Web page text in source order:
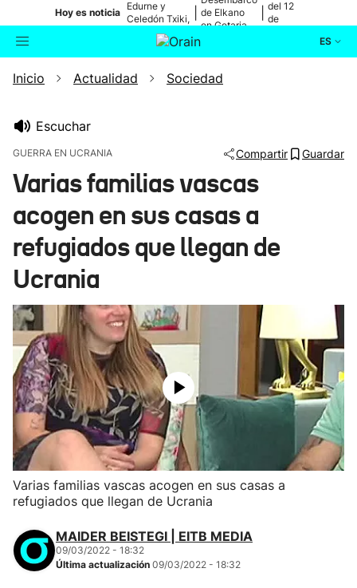
Hoy es noticia
Edurne y
Celedón Txiki,
en directo
de Elkano
en Getaria
del 12
de
ES
Buscador Actualidad
Ikusmiran
Eguraldia
Inicio Actualidad Sociedad
Escuchar
GUERRA EN UCRANIA Compartir Guardar
Varias familias vascas
acogen en sus casas a
refugiados que llegan de
Ucrania
Varias familias vascas acogen en sus casas a
refugiados que llegan de Ucrania
MAIDER BEISTEGI | EITB MEDIA
09/03/2022 - 18:32
Última actualización 09/03/2022 - 18:32